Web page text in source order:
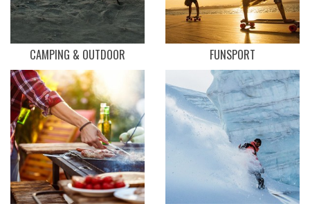
CAMPING & OUTDOOR FUNSPORT